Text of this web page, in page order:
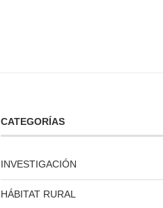
CATEGORÍAS
INVESTIGACIÓN
HÁBITAT RURAL